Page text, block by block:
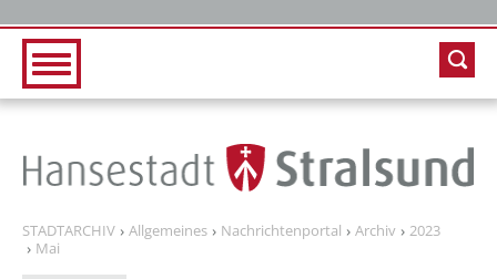
STADTARCHIV Allgemeines Nachrichtenportal Archiv
2023
Mai